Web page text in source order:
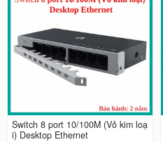
Switch 8 port 10/100M (Vỏ kim loạ
i) Desktop Ethernet